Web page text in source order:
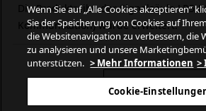
Die Produktreihe der Signalsäule LR5-
Kommunikation) wurde erweitert.
Wenn Sie auf „Alle Cookies akzeptieren“
Sie der Speicherung von Cookies auf
die Websitenavigation zu verbessern, die
zu analysieren und unsere
unterstützen. > Mehr Informationen >
Cookie-